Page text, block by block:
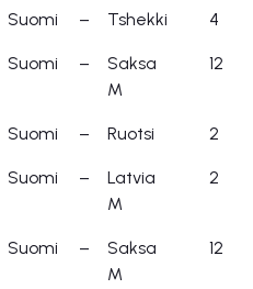
Suomi – Tshekki 4
Suomi –
Saksa
M
12
Suomi – Ruotsi 2
Suomi –
Latvia
M
2
Suomi –
Saksa
M
12